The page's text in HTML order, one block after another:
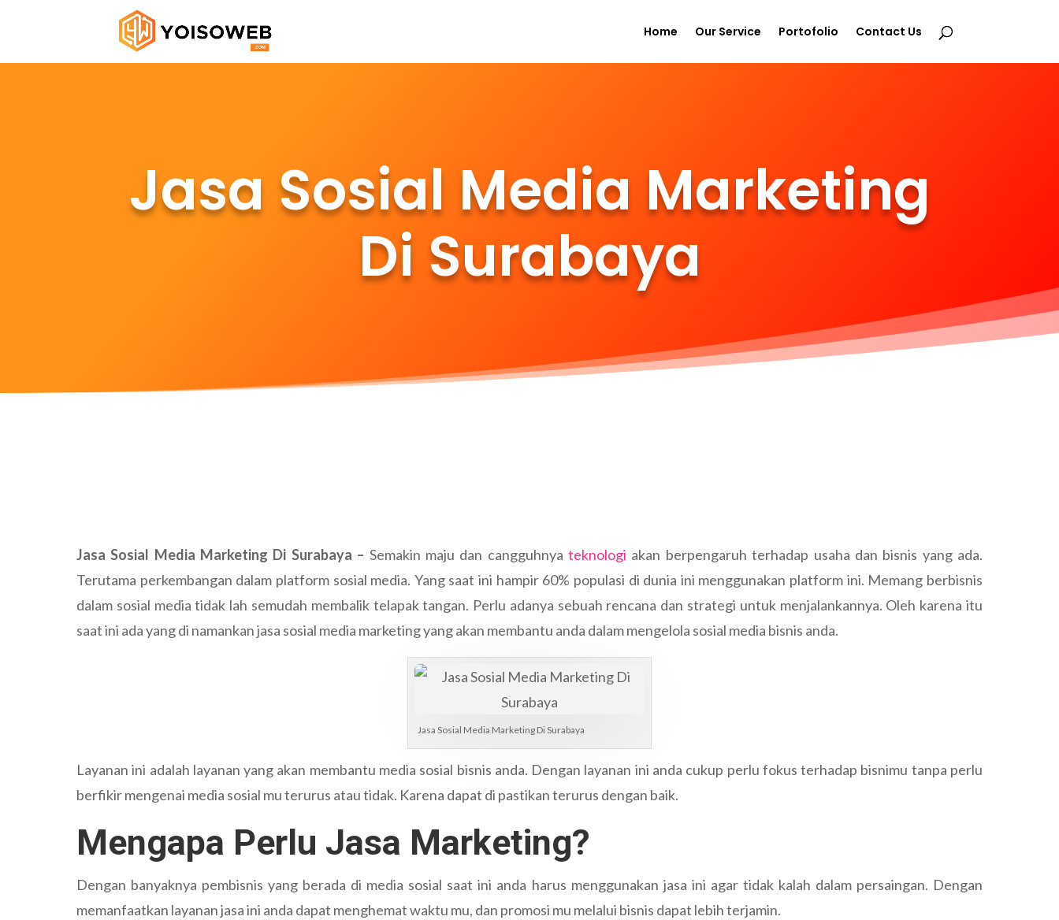
Home Our Service Portofolio Contact Us
Jasa Sosial Media Marketing
Di Surabaya
Jasa Sosial Media Marketing Di Surabaya – Semakin maju dan cangguhnyateknologi akan berpengaruh terhadap usaha dan bisnis yang ada.
Terutama perkembangan dalam platform sosial media. Yang saat ini hampir 60% populasi di dunia ini menggunakan platform ini. Memang berbisnis
dalam sosial media tidak lah semudah membalik telapak tangan. Perlu adanya sebuah rencana dan strategi untuk menjalankannya. Oleh karena itu
saat ini ada yang di namankan jasa sosial media marketing yang akan membantu anda dalam mengelola sosial media bisnis anda.
Jasa Sosial Media Marketing Di Surabaya
Layanan ini adalah layanan yang akan membantu media sosial bisnis anda. Dengan layanan ini anda cukup perlu fokus terhadap bisnimu tanpa perlu
berfikir mengenai media sosial mu terurus atau tidak. Karena dapat di pastikan terurus dengan baik.
Mengapa Perlu Jasa Marketing?
Dengan banyaknya pembisnis yang berada di media sosial saat ini anda harus menggunakan jasa ini agar tidak kalah dalam persaingan. Dengan
memanfaatkan layanan jasa ini anda dapat menghemat waktu mu, dan promosi mu melalui bisnis dapat lebih terjamin.